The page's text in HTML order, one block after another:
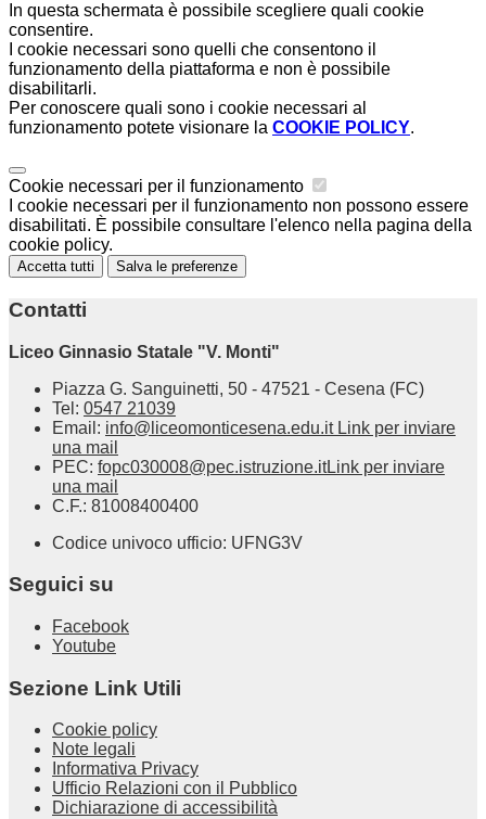
In questa schermata è possibile scegliere quali cookie
consentire.
I cookie necessari sono quelli che consentono il
funzionamento della piattaforma e non è possibile
disabilitarli.
Per conoscere quali sono i cookie necessari al
funzionamento potete visionare la COOKIE POLICY.
Cookie necessari per il funzionamento
I cookie necessari per il funzionamento non possono essere
disabilitati. È possibile consultare l'elenco nella pagina della
cookie policy.
Accetta tutti Salva le preferenze
Contatti
Liceo Ginnasio Statale "V. Monti"
Piazza G. Sanguinetti, 50 - 47521 - Cesena (FC)
Tel: 0547 21039
Email: info@liceomonticesena.edu.it Link per inviare
una mail
PEC: fopc030008@pec.istruzione.itLink per inviare
una mail
C.F.: 81008400400
Codice univoco ufficio: UFNG3V
Seguici su
Facebook
Youtube
Sezione Link Utili
Cookie policy
Note legali
Informativa Privacy
Ufficio Relazioni con il Pubblico
Dichiarazione di accessibilità